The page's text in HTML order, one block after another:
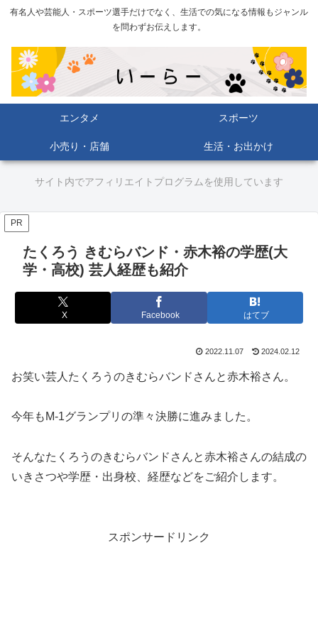
有名人や芸能人・スポーツ選手だけでなく、生活での気になる情報もジャンル
を問わずお伝えします。
エンタメ スポーツ
小売り・店舗 生活・お出かけ
サイト内でアフィリエイトプログラムを使用しています
PR
たくろう きむらバンド・赤木裕の学歴(大
学・高校) 芸人経歴も紹介
X Facebook はてブ
2022.11.07 2024.02.12
お笑い芸人たくろうのきむらバンドさんと赤木裕さん。
今年もM-1グランプリの準々決勝に進みました。
そんなたくろうのきむらバンドさんと赤木裕さんの結成の
いきさつや学歴・出身校、経歴などをご紹介します。
スポンサードリンク